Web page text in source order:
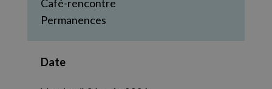
Café-rencontre
Permanences
Date